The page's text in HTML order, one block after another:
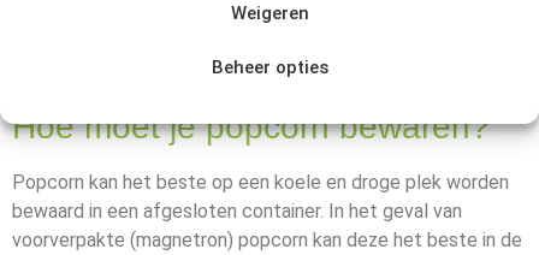
Weigeren
Beheer opties
bederven. Bij het openen van de zak is goed te ruiken of de
normaal. In beide gevallen is de popcorn niet meer goed.
Hoe moet je popcorn bewaren?
Popcorn kan het beste op een koele en droge plek worden
bewaard in een afgesloten container. In het geval van
voorverpakte (magnetron) popcorn kan deze het beste in de